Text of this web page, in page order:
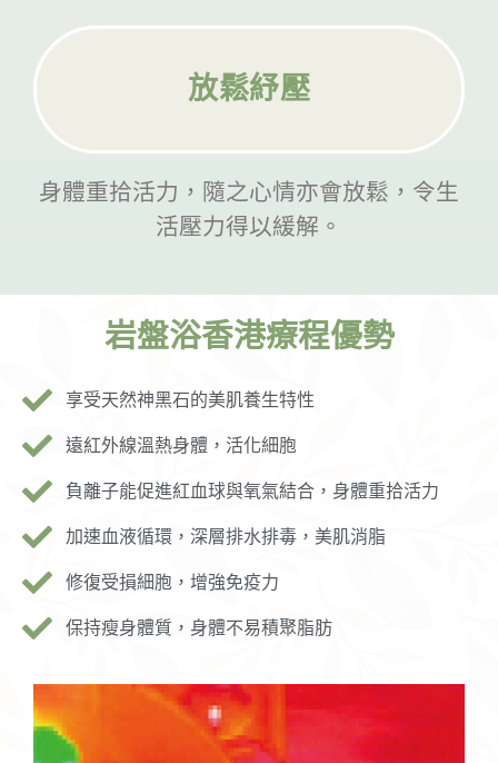
放鬆紓壓
身體重拾活力，隨之心情亦會放鬆，令生
活壓力得以緩解。
岩盤浴香港療程優勢
享受天然神黑石的美肌養生特性
遠紅外線溫熱身體，活化細胞
負離子能促進紅血球與氧氣結合，身體重拾活力
加速血液循環，深層排水排毒，美肌消脂
修復受損細胞，增強免疫力
保持瘦身體質，身體不易積聚脂肪